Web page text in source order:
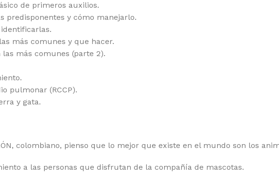
de primeros auxilios.
predisponentes y cómo manejarlo.
identificarlas.
más comunes y que hacer.
las más comunes (parte 2).
pulmonar (RCCP).
y gata.
colombiano, pienso que lo mejor que existe en el mundo son los
a las personas que disfrutan de la compañía de mascotas.